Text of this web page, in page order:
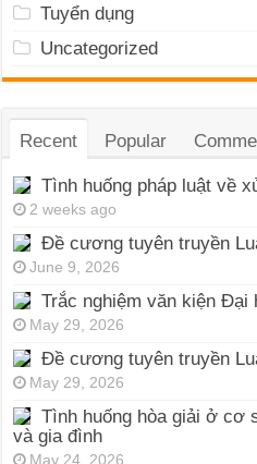
Tuyển dụng
Uncategorized
Recent Popular
Tình huống pháp luật về
2 weeks ago
Đề cương tuyên truyền
June 9, 2026
Trắc nghiệm văn kiện
May 29, 2026
Đề cương tuyên truyền
May 29, 2026
Tình huống hòa giải ở cơ
và gia đình
May 24, 2026